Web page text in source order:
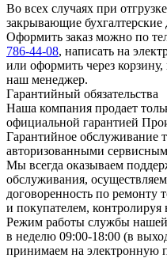
Во всех случаях при
закрывающие
Оформить заказ можно по
786-44-08, написать на
или оформить через
наш менеджер.
Гарантийный обязательства
Наша компания продает
официальной гарантией
Гарантийное обслуживание
авторизованными
Мы всегда оказываем
обслуживания,
договоренность по ремонту
и покупателем, контролируя
Режим работы службы
в неделю 09:00-18:00 (в
принимаем на электронную